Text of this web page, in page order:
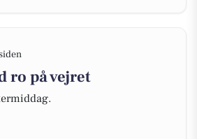
ro på vejret